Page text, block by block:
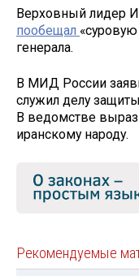
Верховный лидер
пообещал
генерала.
В МИД России
служил делу
В ведомстве
иранскому народу.
Рекомендуемые